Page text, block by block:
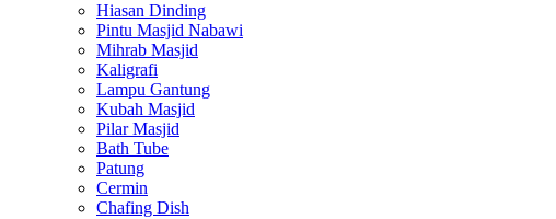
Hiasan Dinding
Pintu Masjid Nabawi
Mihrab Masjid
Kaligrafi
Lampu Gantung
Kubah Masjid
Pilar Masjid
Bath Tube
Patung
Cermin
Chafing Dish